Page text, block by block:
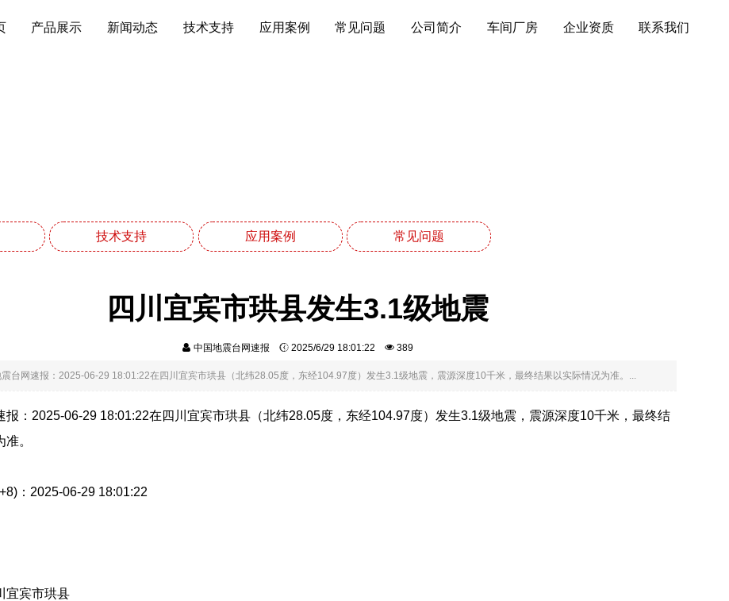
产品展示 新闻动态 技术支持 应用案例 常见问题 公司简介 车间厂房 企业资质 联系我们
技术支持 应用案例 常见问题
四川宜宾市珙县发生3.1级地震
中国地震台网速报 2025/6/29 18:01:22 389
台网速报：2025-06-29 18:01:22在四川宜宾市珙县（北纬28.05度，东经104.97度）发生3.1级地震，震源深度10千米，最终结果以实际情况为准。...
报：2025-06-29 18:01:22在四川宜宾市珙县（北纬28.05度，东经104.97度）发生3.1级地震，震源深度10千米，最终结
。
：2025-06-29 18:01:22
宜宾市珙县